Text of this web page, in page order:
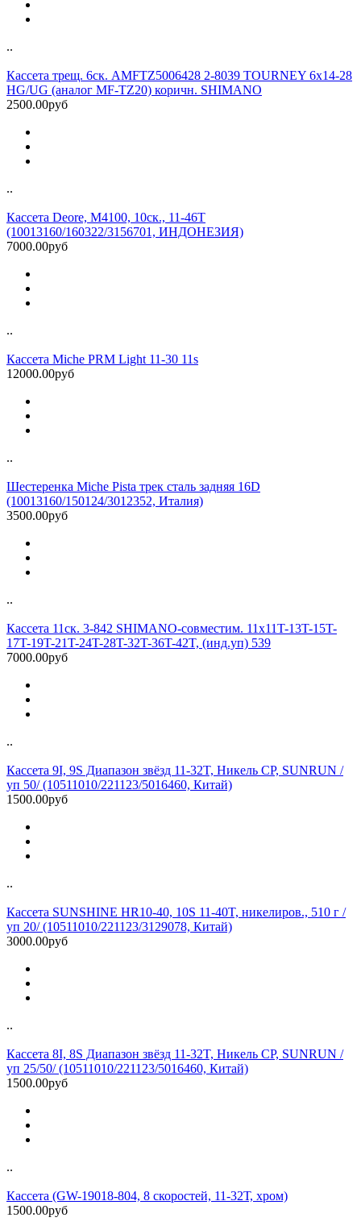
..
Кассета трещ. 6ск. AMFTZ5006428 2-8039 TOURNEY 6х14-28
HG/UG (аналог MF-TZ20) коричн. SHIMANO
2500.00руб
..
Кассета Deore, M4100, 10ск., 11-46T
(10013160/160322/3156701, ИНДОНЕЗИЯ)
7000.00руб
..
Кассета Miche PRM Light 11-30 11s
12000.00руб
..
Шестеренка Miche Pista трек сталь задняя 16D
(10013160/150124/3012352, Италия)
3500.00руб
..
Кассета 11ск. 3-842 SHIMANO-совместим. 11x11T-13T-15T-
17T-19T-21T-24T-28T-32T-36T-42T, (инд.уп) 539
7000.00руб
..
Кассета 9I, 9S Диапазон звёзд 11-32T, Никель CP, SUNRUN /
уп 50/ (10511010/221123/5016460, Китай)
1500.00руб
..
Кассета SUNSHINE HR10-40, 10S 11-40T, никелиров., 510 г /
уп 20/ (10511010/221123/3129078, Китай)
3000.00руб
..
Кассета 8I, 8S Диапазон звёзд 11-32T, Никель CP, SUNRUN /
уп 25/50/ (10511010/221123/5016460, Китай)
1500.00руб
..
Кассета (GW-19018-804, 8 скоростей, 11-32Т, хром)
1500.00руб